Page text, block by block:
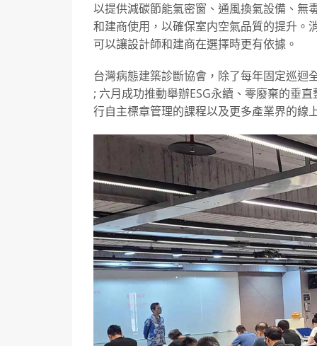
以提供減碳節能氣密窗、通風換氣設備、無
和建商使用，以確保室内空氣品質的提升。
可以讓設計師和建商在選擇時更有依據。
台灣病態建築診斷協會，除了每年固定巡迴
; 六月成功推動舉辦ESG永續、零廢棄的垂
行自主標章管理的課程以及更多產業界的線